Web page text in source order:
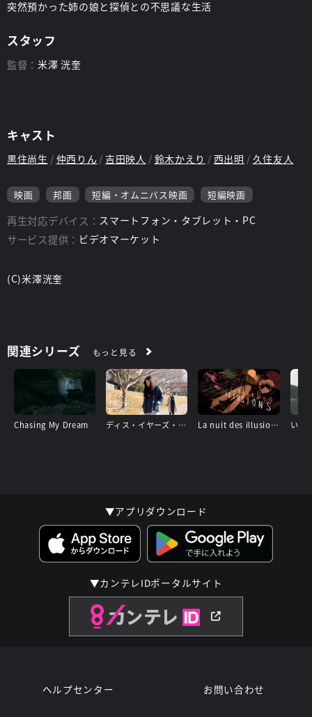
突然預かった姉の娘と探偵との不思議な生活
スタッフ
監督：米澤 洸奎
キャスト
黒住尚生 仲西りん 吉田映人 鈴木かえり 西出明 久住友人
映画 邦画 短編・オムニバス映画 短編映画
再生対応デバイス： スマートフォン・タブレット・PC
サービス提供： ビデオマーケット
(C)米澤洸奎
関連シリーズ もっと見る
Chasing My Dream ディス・イヤーズ・モデル La nuit des illusions〜迷走の夜〜 いず
▼アプリダウンロード
▼カンテレIDポータルサイト
ヘルプセンター お問い合わせ